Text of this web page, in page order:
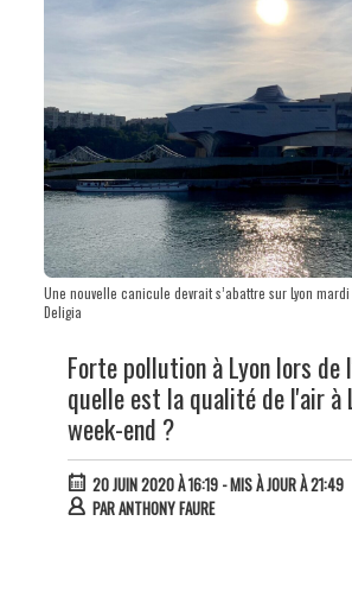
Une nouvelle canicule devrait s’abattre sur Lyon
Deligia
Forte pollution à Lyon lors de
quelle est la qualité de l'air à
week-end ?
20 JUIN 2020 À 16:19- MIS À JOUR À 21:49
PARANTHONY FAURE